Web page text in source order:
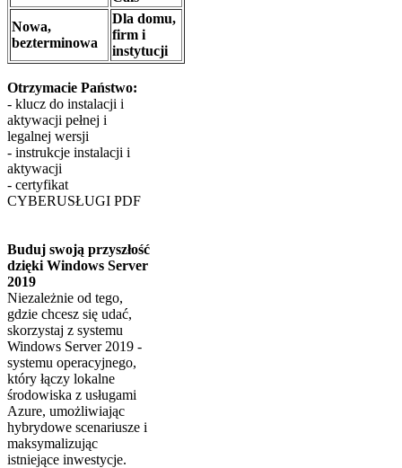
Nowa,
bezterminowa
Dla domu,
firm i
instytucji
Otrzymacie Państwo:
- klucz do instalacji i
aktywacji pełnej i
legalnej wersji
- instrukcje instalacji i
aktywacji
- certyfikat
CYBERUSŁUGI PDF
Buduj swoją przyszłość
dzięki Windows Server
2019
Niezależnie od tego,
gdzie chcesz się udać,
skorzystaj z systemu
Windows Server 2019 -
systemu operacyjnego,
który łączy lokalne
środowiska z usługami
Azure, umożliwiając
hybrydowe scenariusze i
maksymalizując
istniejące inwestycje.